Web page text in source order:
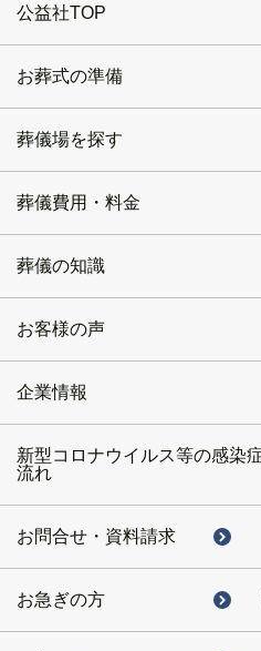
公益社TOP
お葬式の準備
葬儀場を探す
葬儀費用・料金
葬儀の知識
お客様の声
企業情報
新型コロナウイルス等の感染
流れ
お問合せ・ 資料請求
お急ぎの方